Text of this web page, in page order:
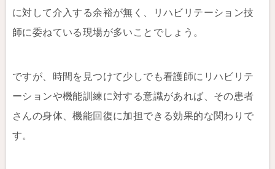
に対して介入する余裕が無く、リハビリテーション技
師に委ねている現場が多いことでしょう。
ですが、時間を見つけて少しでも看護師にリハビリテ
ーションや機能訓練に対する意識があれば、その患者
さんの身体、機能回復に加担できる効果的な関わりで
す。